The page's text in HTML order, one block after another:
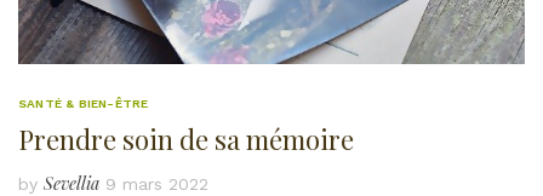
SANTÉ & BIEN-ÊTRE
Prendre soin de sa mémoire
by Sevellia 9 mars 2022